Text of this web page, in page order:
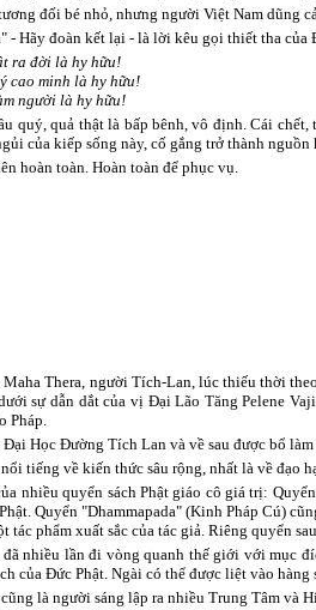
đối bé nhỏ, nhưng người Việt Nam dũng
- Hãy đoàn kết lại - là lời kêu gọi thiết tha của
ra đời là hy hữu!
cao minh là hy hữu!
người là hy hữu!
quý, quả thật là bấp bênh, vô định. Cái
của kiếp sống này, cố gắng trở thành
hoàn toàn. Hoàn toàn để phục vụ.
Maha Thera, người Tích-Lan, lúc thiếu thời
sự dẫn dắt của vị Đại Lão Tăng Pelene
Pháp.
Đại Học Đường Tích Lan và về sau được bổ
tiếng về kiến thức sâu rộng, nhất là về đạo
nhiều quyển sách Phật giáo cô giá trị:
Quyển "Dhammapada" (Kinh Pháp Cú)
tác phẩm xuất sắc của tác giả. Riêng quyển
nhiều lần đi vòng quanh thế giới với mục
của Đức Phật. Ngài có thể được liệt vào
là người sáng lập ra nhiều Trung Tâm và